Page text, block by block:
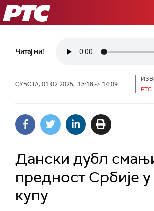
РТС
Читај ми!
СУБОТА, 01.02.2025, 13:18 -> 14:09
РТС
Дански дубл
предност Србије
купу